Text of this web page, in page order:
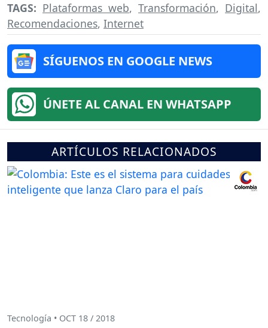
TAGS: Plataformas web, Transformación, Digital,
Recomendaciones, Internet
SÍGUENOS EN GOOGLE NEWS
ÚNETE AL CANAL EN WHATSAPP
ARTÍCULOS RELACIONADOS
Tecnología • OCT 18 / 2018